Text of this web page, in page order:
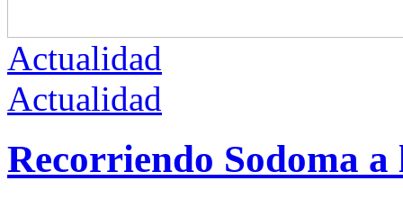
Actualidad
Actualidad
Recorriendo Sodoma a